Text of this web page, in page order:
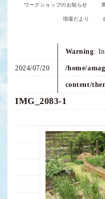
ワークショップのお知らせ
現場だより
2024/07/20
Warning:
/home/
content/
IMG_2083-1